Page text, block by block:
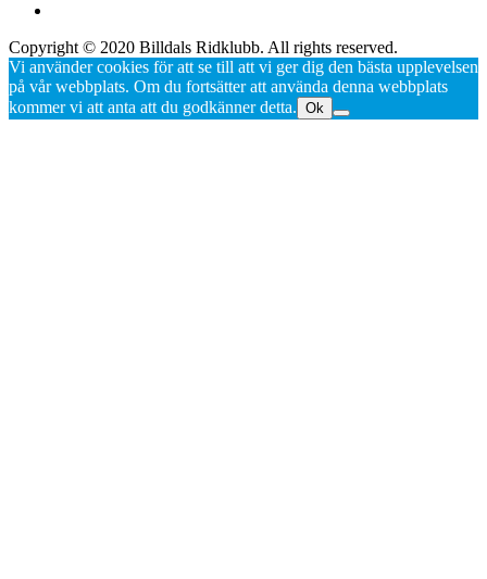
Copyright © 2020 Billdals Ridklubb. All rights reserved.
Vi använder cookies för att se till att vi ger dig den bästa upplevelsen
på vår webbplats. Om du fortsätter att använda denna webbplats
kommer vi att anta att du godkänner detta. Ok